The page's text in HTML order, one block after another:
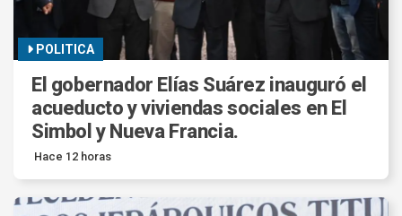
POLITICA
El gobernador Elías Suárez inauguró el
acueducto y viviendas sociales en El
Simbol y Nueva Francia.
Hace 12 horas